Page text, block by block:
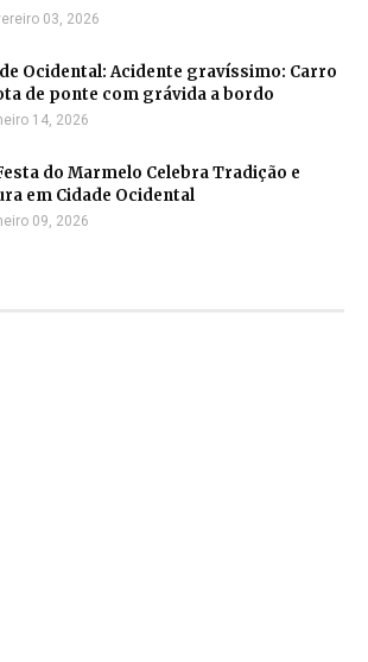
03, 2026
Ocidental: Acidente gravíssimo: Carro
de ponte com grávida a bordo
14, 2026
do Marmelo Celebra Tradição e
em Cidade Ocidental
09, 2026